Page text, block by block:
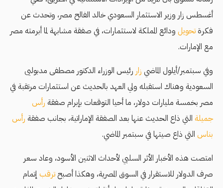
أغسطس زار وزير الاستثمار السعودي خالد الفالح مصر، وتحدث عن
فكرة تحويل ودائع المملكة لاستثمارات، في صفقة مشابهة لما أبرمته مصر
مع الإمارات.
وفي سبتمبر/أيلول الماضي زار رئيس الوزراء الدكتور مصطفى مدبوليى
السعودية وهناك استقبله ولي العهد بالحديث عن استثمارات مرتقبة في
مصر بخمسة مليارات دولار، ما أحيا التوقعات بإبرام صفقة رأس
جميلة التي ذاع الحديث عنها بعد الصفقة الإماراتية، بجانب صفقة رأس
بناس التي ذاع صيتها في سبتمبر الماضي.
امتصت هذه الأخبار الأثر السلبي لأحداث الاثنين الأسود، وعاد سعر
صرف الدولار للاستقرار في السوق المصرية، وهكذا أصبحترقب إتمام